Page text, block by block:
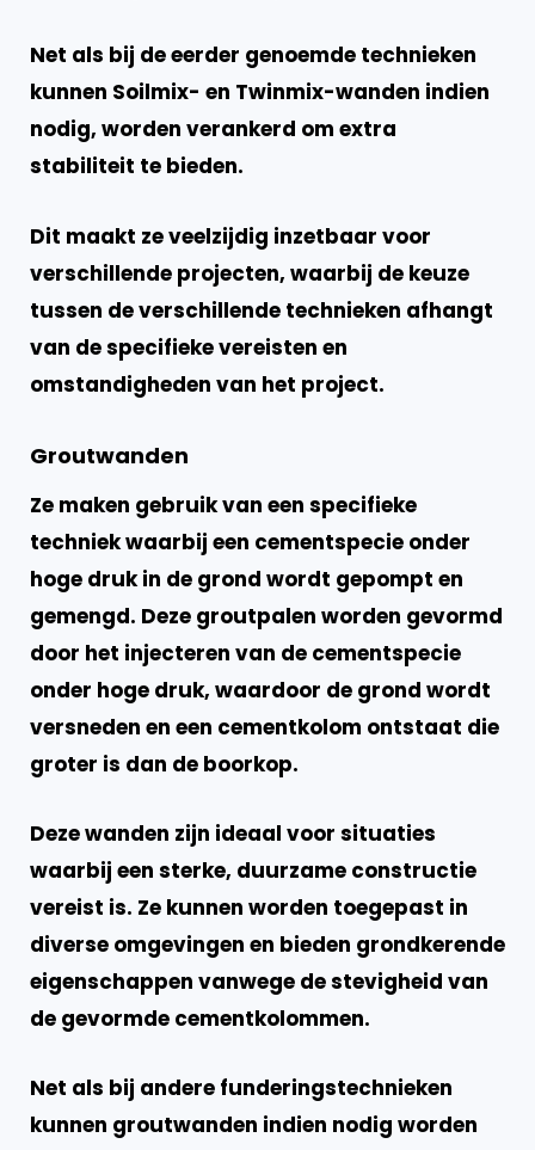
Net als bij de eerder genoemde technieken
kunnen Soilmix- en Twinmix-wanden indien
nodig, worden verankerd om extra
stabiliteit te bieden.
Dit maakt ze veelzijdig inzetbaar voor
verschillende projecten, waarbij de keuze
tussen de verschillende technieken afhangt
van de specifieke vereisten en
omstandigheden van het project.
Groutwanden
Ze maken gebruik van een specifieke
techniek waarbij een cementspecie onder
hoge druk in de grond wordt gepompt en
gemengd. Deze groutpalen worden gevormd
door het injecteren van de cementspecie
onder hoge druk, waardoor de grond wordt
versneden en een cementkolom ontstaat die
groter is dan de boorkop.
Deze wanden zijn ideaal voor situaties
waarbij een sterke, duurzame constructie
vereist is. Ze kunnen worden toegepast in
diverse omgevingen en bieden grondkerende
eigenschappen vanwege de stevigheid van
de gevormde cementkolommen.
Net als bij andere funderingstechnieken
kunnen groutwanden indien nodig worden